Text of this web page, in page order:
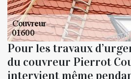
Pour les travaux
du couvreur Pierrot
intervient même